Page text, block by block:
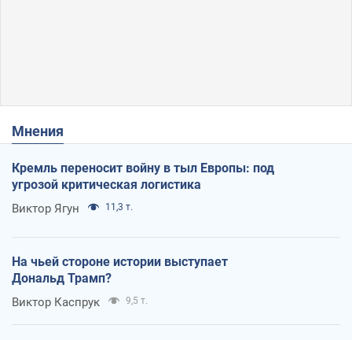
Мнения
Кремль переносит войну в тыл Европы: под
угрозой критическая логистика
Виктор Ягун 11,3 т.
На чьей стороне истории выступает
Дональд Трамп?
Виктор Каспрук 9,5 т.